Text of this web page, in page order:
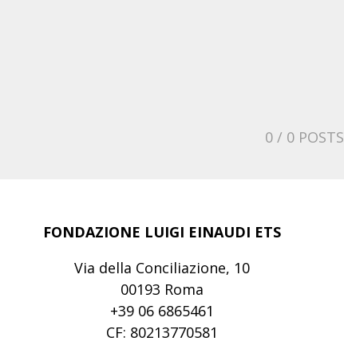
0 / 0 POSTS
FONDAZIONE LUIGI EINAUDI ETS
Via della Conciliazione, 10
00193 Roma
+39 06 6865461
CF: 80213770581